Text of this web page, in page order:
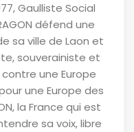
Gaulliste Social
défend une
sa ville de Laon et
souverainiste et
une Europe
une Europe des
la France qui est
sa voix, libre